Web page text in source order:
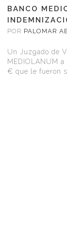
BANCO
POR PALOMAR
Un Juzgado de
MEDIOLANUM
€ que le fueron